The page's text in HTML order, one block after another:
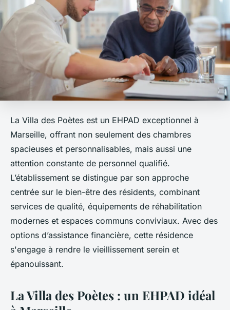
La Villa des Poètes est un EHPAD exceptionnel à
Marseille, offrant non seulement des chambres
spacieuses et personnalisables, mais aussi une
attention constante de personnel qualifié.
L’établissement se distingue par son approche
centrée sur le bien-être des résidents, combinant
services de qualité, équipements de réhabilitation
modernes et espaces communs conviviaux. Avec des
options d’assistance financière, cette résidence
s'engage à rendre le vieillissement serein et
épanouissant.
La Villa des Poètes : un EHPAD idéal